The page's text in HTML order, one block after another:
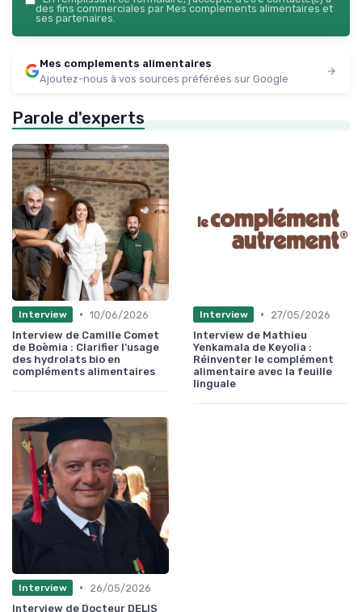
des fins commerciales par Mes complements alimentaires et
ses partenaires.
Mes complements alimentaires
Ajoutez-nous à vos sources préférées sur Google
Parole d'experts
Interview • 10/06/2026
Interview de Camille Comet
de Boèmia : Clarifier l’usage
des hydrolats bio en
compléments alimentaires
Interview •
27/05/2026
Interview de Mathieu
Yenkamala de Keyolia :
Réinventer le complément
alimentaire avec la feuille
linguale
Interview •
26/05/2026
Interview de Docteur DELIS